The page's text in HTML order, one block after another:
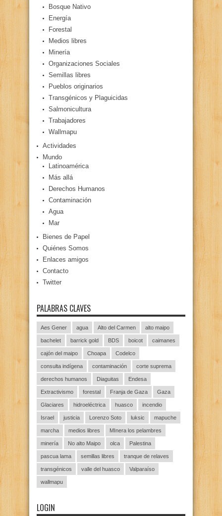
Bosque Nativo
Energía
Forestal
Medios libres
Minería
Organizaciones Sociales
Semillas libres
Pueblos originarios
Transgénicos y Plaguicidas
Salmonicultura
Trabajadores
Wallmapu
Actividades
Mundo
Latinoamérica
Más allá
Derechos Humanos
Contaminación
Agua
Mar
Bienes de Papel
Quiénes Somos
Enlaces amigos
Contacto
Twitter
PALABRAS CLAVES
Aes Gener agua Alto del Carmen alto maipo
bachelet barrick gold BDS boicot caimanes
cajón del maipo Choapa Codelco
consulta indígena contaminación corte suprema
derechos humanos Diaguitas Endesa
Extractivismo forestal Franja de Gaza Gaza
Glaciares hidroeléctrica huasco incendio
Israel justicia Lorenzo Soto luksic mapuche
marcha medios libres MInera los pelambres
minería No alto Maipo olca Palestina
pascua lama semillas libres tranque de relaves
transgénicos valle del huasco Valparaíso
wallmapu
LOGIN